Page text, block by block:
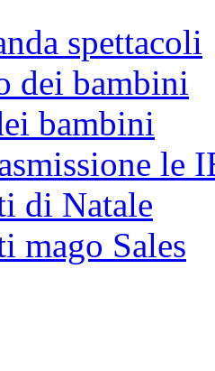
spettacoli
dei bambini
bambini
le
di Natale
mago Sales